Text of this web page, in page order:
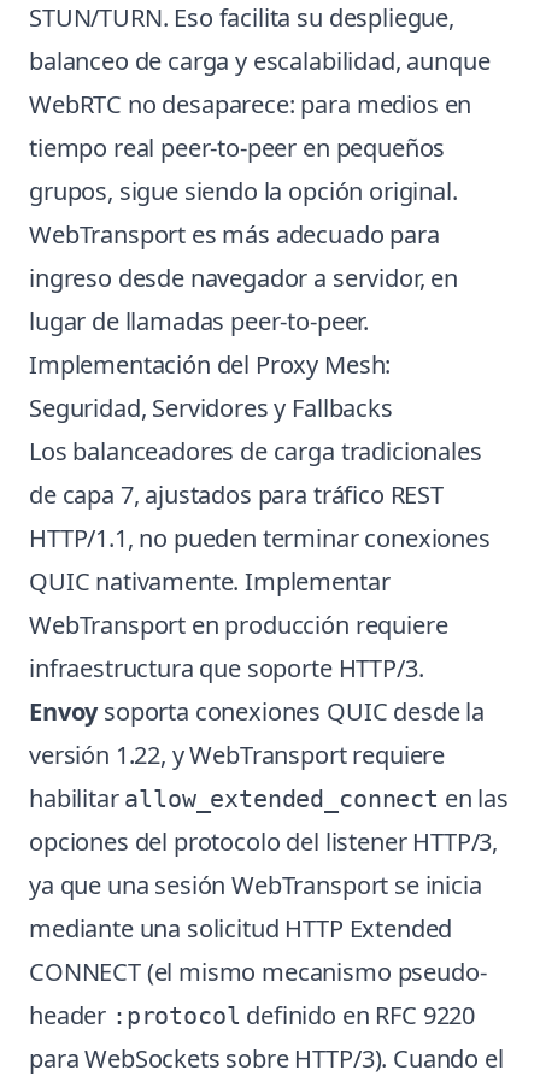
STUN/TURN. Eso facilita su despliegue,
balanceo de carga y escalabilidad, aunque
WebRTC no desaparece: para medios en
tiempo real peer-to-peer en pequeños
grupos, sigue siendo la opción original.
WebTransport es más adecuado para
ingreso desde navegador a servidor, en
lugar de llamadas peer-to-peer.
Implementación del Proxy Mesh:
Seguridad, Servidores y Fallbacks
Los balanceadores de carga tradicionales
de capa 7, ajustados para tráfico REST
HTTP/1.1, no pueden terminar conexiones
QUIC nativamente. Implementar
WebTransport en producción requiere
infraestructura que soporte HTTP/3.
Envoysoporta conexiones QUIC desde la
versión 1.22, y WebTransport requiere
habilitar allow_extended_connect en las
opciones del protocolo del listener HTTP/3,
ya que una sesión WebTransport se inicia
mediante una solicitud HTTP Extended
CONNECT (el mismo mecanismo pseudo-
header :protocol definido en RFC 9220
para WebSockets sobre HTTP/3). Cuando el